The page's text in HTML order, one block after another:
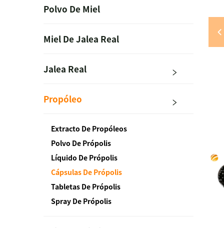
Polvo De Miel
Miel De Jalea Real
Jalea Real
Propóleo
Extracto De Propóleos
Polvo De Própolis
Líquido De Própolis
Cápsulas De Própolis
Tabletas De Própolis
Spray De Própolis